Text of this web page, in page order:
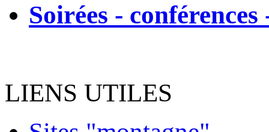
Soirées - conférences
LIENS UTILES